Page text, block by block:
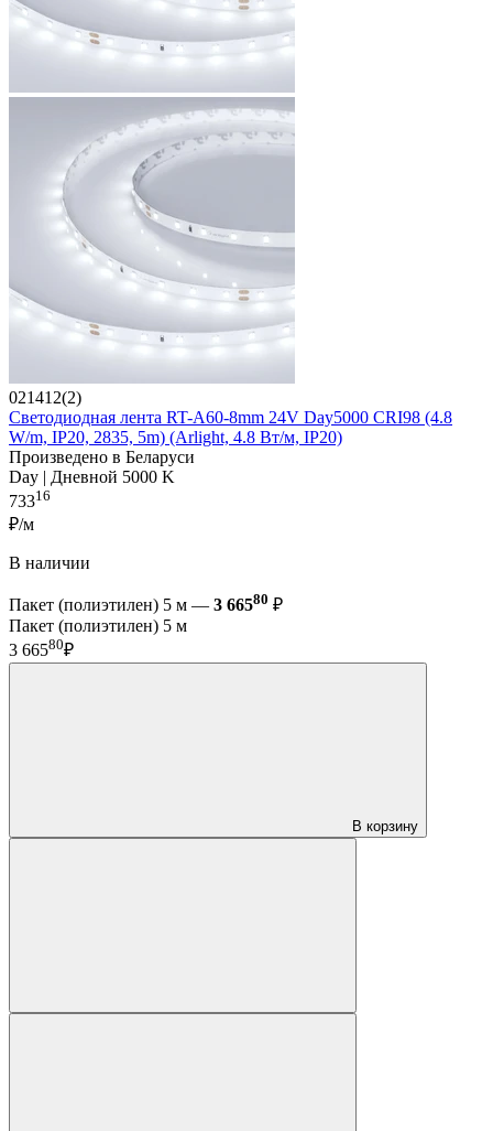
021412(2)
Светодиодная лента RT-A60-8mm 24V Day5000 CRI98 (4.8
W/m, IP20, 2835, 5m) (Arlight, 4.8 Вт/м, IP20)
Произведено в Беларуси
Day | Дневной 5000 K
73316
₽/м
В наличии
Пакет (полиэтилен) 5 м — 3 66580 ₽
Пакет (полиэтилен) 5 м
3 66580₽
В корзину